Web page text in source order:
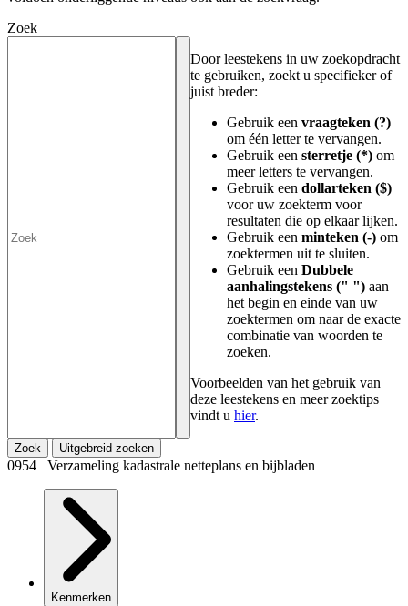
Zoek
Door leestekens in uw zoekopdracht
te gebruiken, zoekt u specifieker of
juist breder:
Gebruik een vraagteken (?)
om één letter te vervangen.
Gebruik een sterretje (*) om
meer letters te vervangen.
Gebruik een dollarteken ($)
voor uw zoekterm voor
resultaten die op elkaar lijken.
Gebruik een minteken (-) om
zoektermen uit te sluiten.
Gebruik een Dubbele
aanhalingstekens (" ") aan
het begin en einde van uw
zoektermen om naar de exacte
combinatie van woorden te
zoeken.
Voorbeelden van het gebruik van
deze leestekens en meer zoektips
vindt u hier.
Zoek Uitgebreid zoeken
0954 Verzameling kadastrale netteplans en bijbladen
Kenmerken